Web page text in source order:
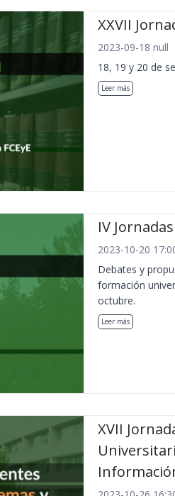
XXVII
2023-09-18 null
18, 19 y 20 de
Leer más
IV
2023-10-20
Debates y
formación
octubre.
Leer más
XVII